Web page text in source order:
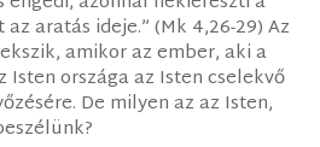
aratás ideje.” (Mk 4,26-29) Az
amikor az ember, aki a
Isten országa az Isten cselekvő
De milyen az az Isten,